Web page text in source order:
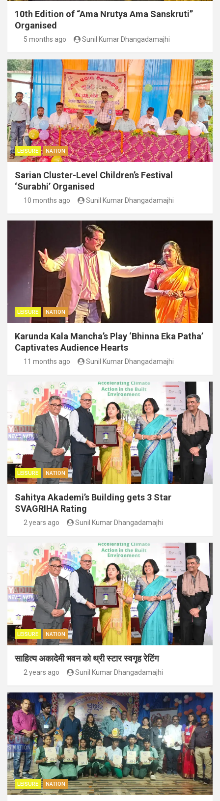
10th Edition of “Ama Nrutya Ama Sanskruti”
Organised
5 months ago Sunil Kumar Dhangadamajhi
LEISURE NATION
Sarian Cluster-Level Children’s Festival
‘Surabhi’ Organised
10 months ago Sunil Kumar Dhangadamajhi
LEISURE NATION
Karunda Kala Mancha’s Play ‘Bhinna Eka Patha’
Captivates Audience Hearts
11 months ago Sunil Kumar Dhangadamajhi
LEISURE NATION
Sahitya Akademi’s Building gets 3 Star
SVAGRIHA Rating
2 years ago Sunil Kumar Dhangadamajhi
LEISURE NATION
साहित्य अकादेमी भवन को थ्री स्टार स्वगृह रेटिंग
2 years ago Sunil Kumar Dhangadamajhi
LEISURE NATION